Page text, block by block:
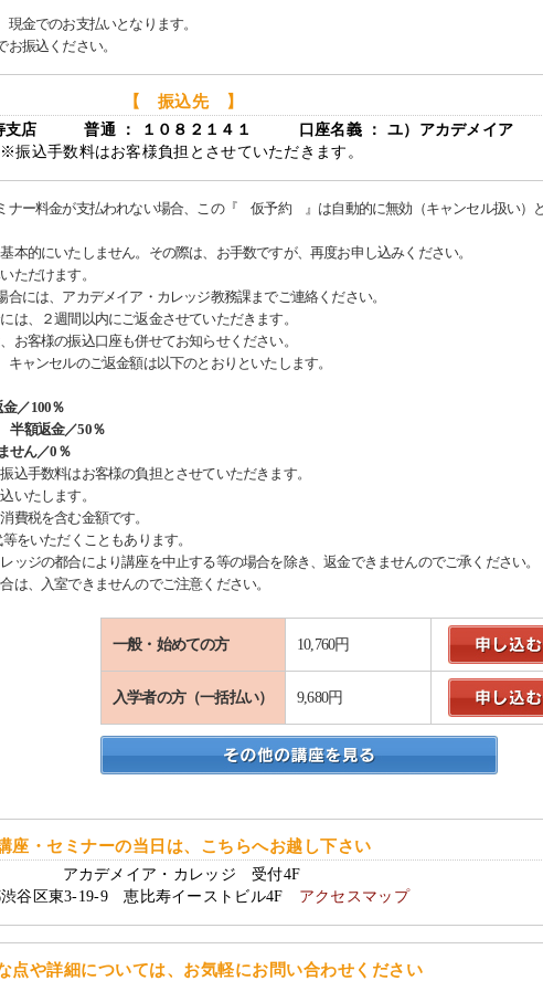
金でのお支払いとなります。
振込ください。
【 振込先 】
寿支店 普通 ： １０８２１４１ 口座名義 ： ユ）アカデメイア
※振込手数料はお客様負担とさせていただきます。
ナー料金が支払われない場合、この『 仮予約 』は自動的に無効（キャンセル扱い）
本的にいたしません。その際は、お手数ですが、再度お申し込みください。
ただけます。
には、アカデメイア・カレッジ教務課までご連絡ください。
、２週間以内にご返金させていただきます。
客様の振込口座も併せてお知らせください。
ャンセルのご返金額は以下のとおりといたします。
／100％
半額返金／50％
ん／0％
込手数料はお客様の負担とさせていただきます。
いたします。
費税を含む金額です。
をいただくこともあります。
ッジの都合により講座を中止する等の場合を除き、返金できませんのでご承ください。
、入室できませんのでご注意ください。
一般・始めての方 10,760円
入学者の方（一括払い） 9,680円
座・セミナーの当日は、こちらへお越し下さい
アカデメイア・カレッジ 受付4F
谷区東3-19-9 恵比寿イーストビル4F アクセスマップ
点や詳細については、お気軽にお問い合わせください